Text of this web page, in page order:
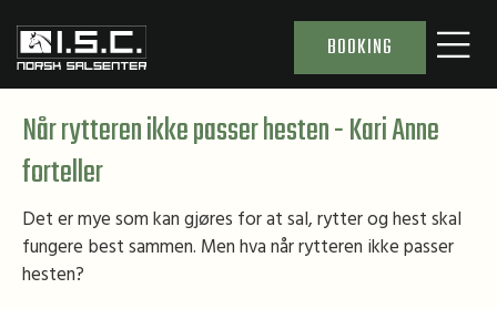
BOOKING
Når rytteren ikke passer hesten - Kari Anne
forteller
Det er mye som kan gjøres for at sal, rytter og hest skal
fungere best sammen. Men hva når rytteren ikke passer
hesten?